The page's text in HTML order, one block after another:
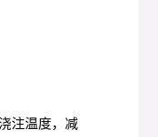
注温度，减